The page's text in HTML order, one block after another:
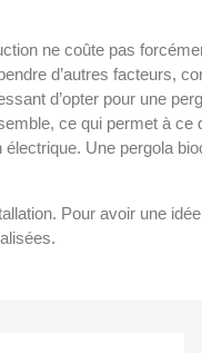
ne coûte pas
d’autres facteurs,
d’opter pour une
ce qui permet à ce
Une pergola
Pour avoir une